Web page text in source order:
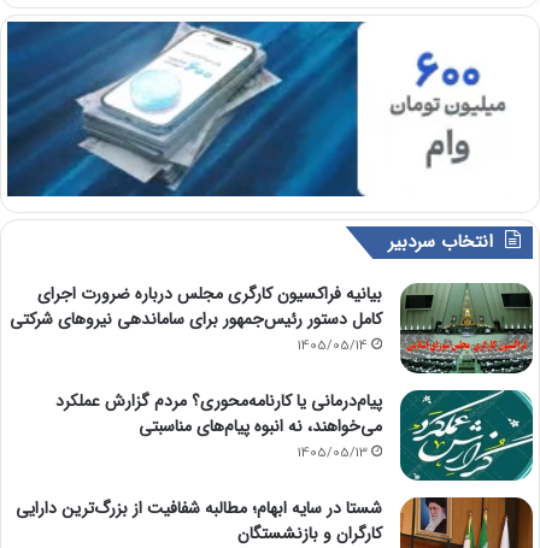
انتخاب سردبیر
بیانیه فراکسیون کارگری مجلس درباره ضرورت اجرای
کامل دستور رئیس‌جمهور برای ساماندهی نیروهای شرکتی
1405/05/14
پیام‌درمانی یا کارنامه‌محوری؟ مردم گزارش عملکرد
می‌خواهند، نه انبوه پیام‌های مناسبتی
1405/05/13
شستا در سایه ابهام؛ مطالبه شفافیت از بزرگ‌ترین دارایی
کارگران و بازنشستگان